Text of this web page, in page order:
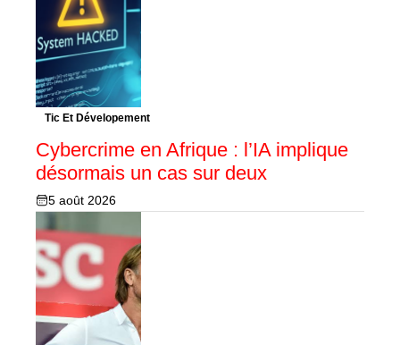
Tic Et Dévelopement
Cybercrime en Afrique : l’IA implique
désormais un cas sur deux
5 août 2026